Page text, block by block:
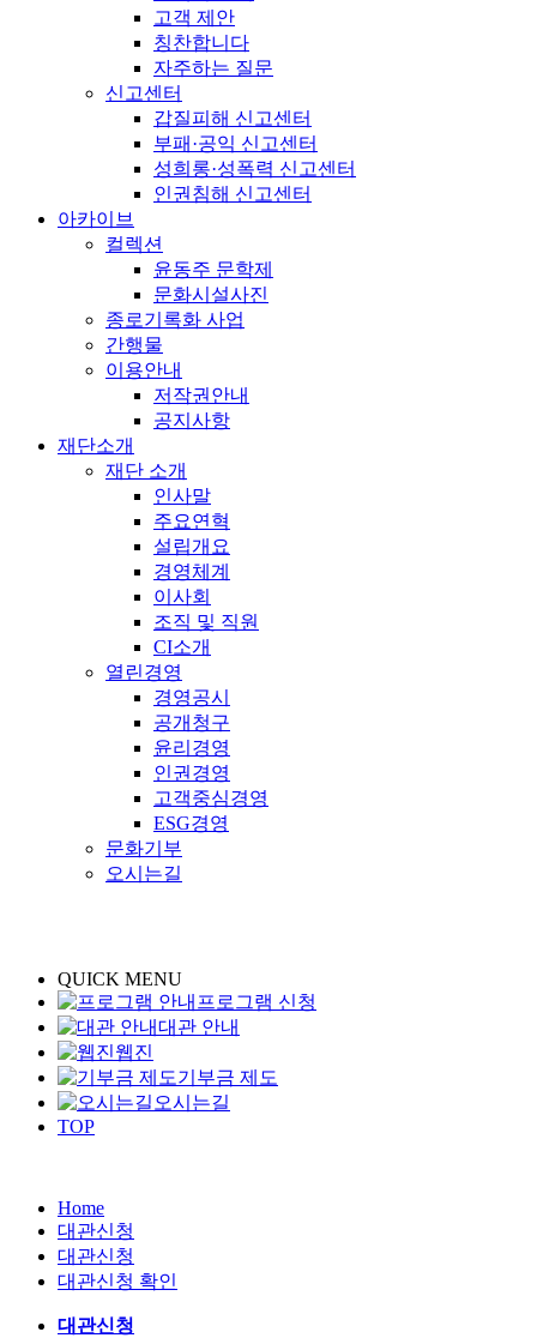
고객 제안
칭찬합니다
자주하는 질문
신고센터
갑질피해 신고센터
부패·공익 신고센터
성희롱·성폭력 신고센터
인권침해 신고센터
아카이브
컬렉션
윤동주 문학제
문화시설사진
종로기록화 사업
간행물
이용안내
저작권안내
공지사항
재단소개
재단 소개
인사말
주요연혁
설립개요
경영체계
이사회
조직 및 직원
CI소개
열린경영
경영공시
공개청구
윤리경영
인권경영
고객중심경영
ESG경영
문화기부
오시는길
QUICK MENU
프로그램 신청
대관 안내
웹진
기부금 제도
오시는길
TOP
Home
대관신청
대관신청
대관신청 확인
대관신청